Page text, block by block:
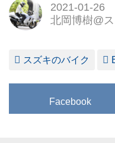
2021-01-26
北岡博樹@
スズキのバイク
Facebook